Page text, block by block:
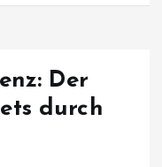
Der
durch